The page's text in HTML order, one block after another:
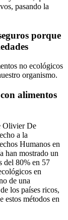
pasando la
porque
no ecológicos
organismo.
alimentos
Olivier De
a la
Humanos en
han mostrado un
del 80% en 57
en
de una
los países ricos,
estos métodos en